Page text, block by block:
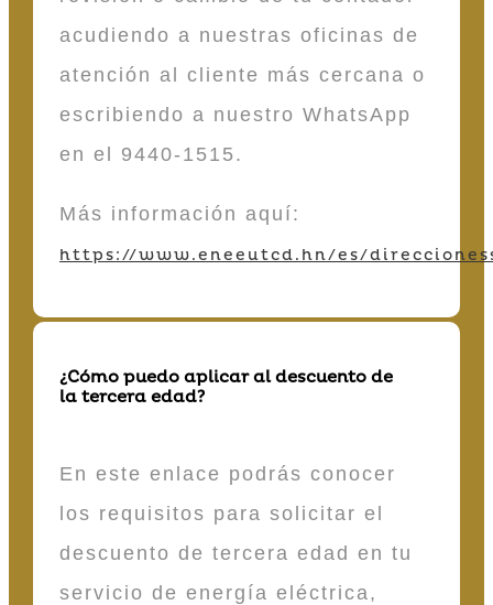
acudiendo a nuestras oficinas de
atención al cliente más cercana o
escribiendo a nuestro WhatsApp
en el 9440-1515.
Más información aquí:
https://www.eneeutcd.hn/es/
¿Cómo puedo aplicar al descuento de
la tercera edad?
En este enlace podrás conocer
los requisitos para solicitar el
descuento de tercera edad en tu
servicio de energía eléctrica,